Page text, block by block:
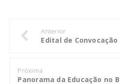
Anterior
Edital de Convocação
Próxima